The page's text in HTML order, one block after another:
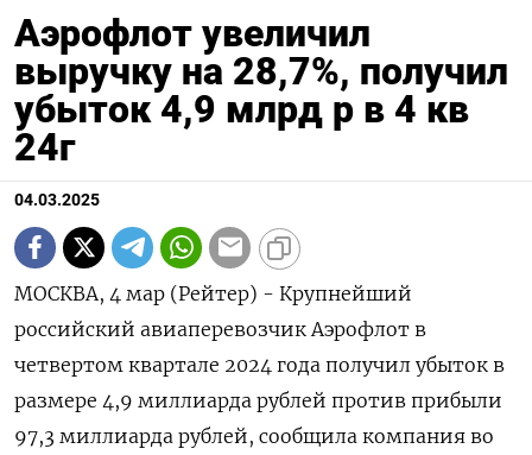
Аэрофлот увеличил
выручку на 28,7%, получил
убыток 4,9 млрд р в 4 кв
24г
04.03.2025
МОСКВА, 4 мар (Рейтер) - Крупнейший
российский авиаперевозчик Аэрофлот в
четвертом квартале 2024 года получил убыток в
размере 4,9 миллиарда рублей против прибыли
97,3 миллиарда рублей, сообщила компания во